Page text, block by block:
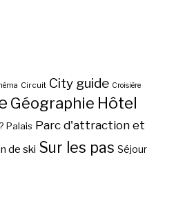
Circuit City guide Croisière
Géographie Hôtel
Palais Parc d'attraction et
de ski Sur les pas Séjour